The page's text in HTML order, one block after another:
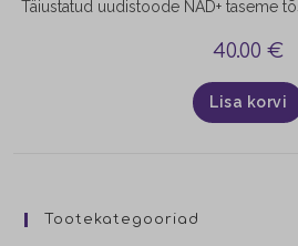
40.00 €
Lisa korvi
Tootekategooriad